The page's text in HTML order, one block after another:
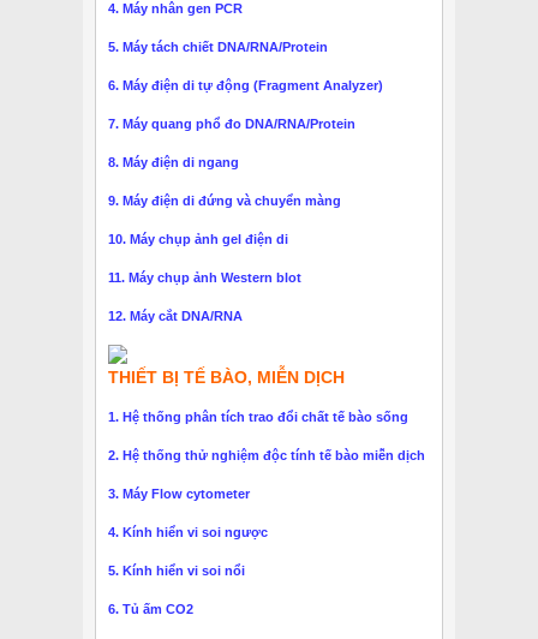
4. Máy nhân gen PCR
5. Máy tách chiết DNA/RNA/Protein
6. Máy điện di tự động (Fragment Analyzer)
7. Máy quang phổ đo DNA/RNA/Protein
8. Máy điện di ngang
9. Máy điện di đứng và chuyển màng
10. Máy chụp ảnh gel điện di
11. Máy chụp ảnh Western blot
12. Máy cắt DNA/RNA
THIẾT BỊ TẾ BÀO, MIỄN DỊCH
1. Hệ thống phân tích trao đổi chất tế bào sống
2. Hệ thống thử nghiệm độc tính tế bào miễn dịch
3. Máy Flow cytometer
4. Kính hiển vi soi ngược
5. Kính hiển vi soi nổi
6. Tủ ấm CO2